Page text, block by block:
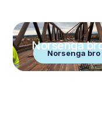
Norsenga bro
Norsenga